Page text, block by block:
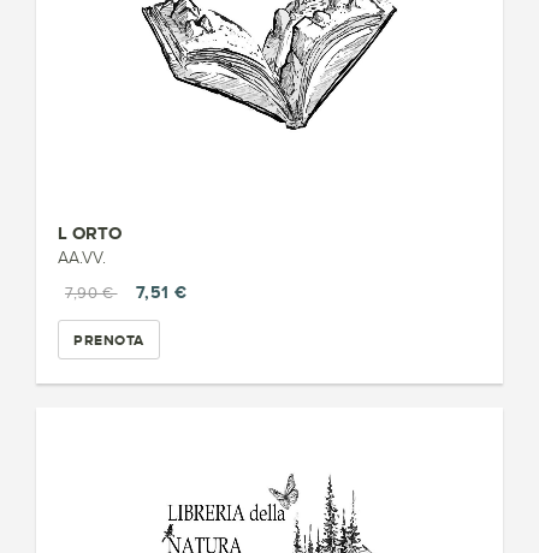
L ORTO
AA.VV.
7,90 €
7,51 €
PRENOTA